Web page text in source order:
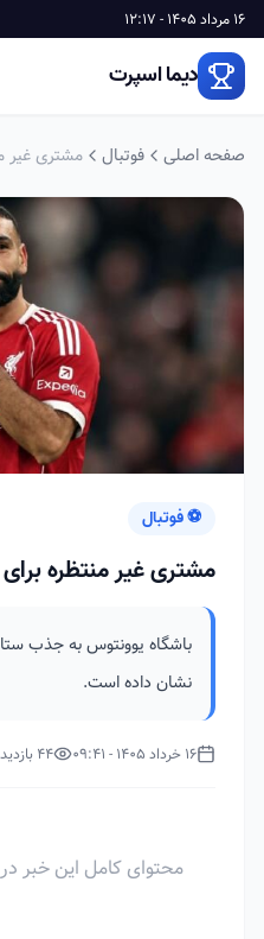
16 مرداد 1405 - 12:17
دیما اسپرت
صفحه اصلی فوتبال مشتری غیر
⚽ فوتبال
مشتری غیر منتظره
باشگاه یوونتوس به جذب
نشان داده است.
16 خرداد 1405 - 09:41 44 بازدید
محتوای کامل این خبر